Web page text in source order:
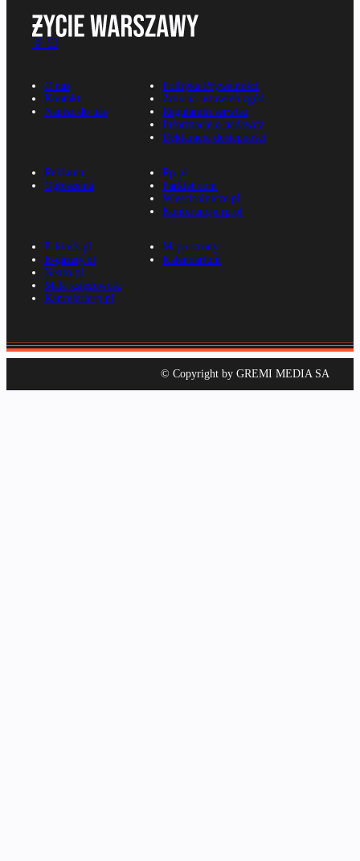
O nas
Kontakt
Napisz do nas
Polityka Prywatności
Zmiana ustawień zgód
Regulamin serwisu
Informacje o nadawcy
Deklaracja dostępności
Reklama
Ogłoszenia
Rp.pl
Parkiet.com
Wiescirolnicze.pl
Konferencje.rp.pl
E-kiosk.pl
E-gazety.pl
Nexto.pl
Mała księgowość
Kancelarierp.pl
Mapa strony
Kalendarium
© Copyright by GREMI MEDIA SA